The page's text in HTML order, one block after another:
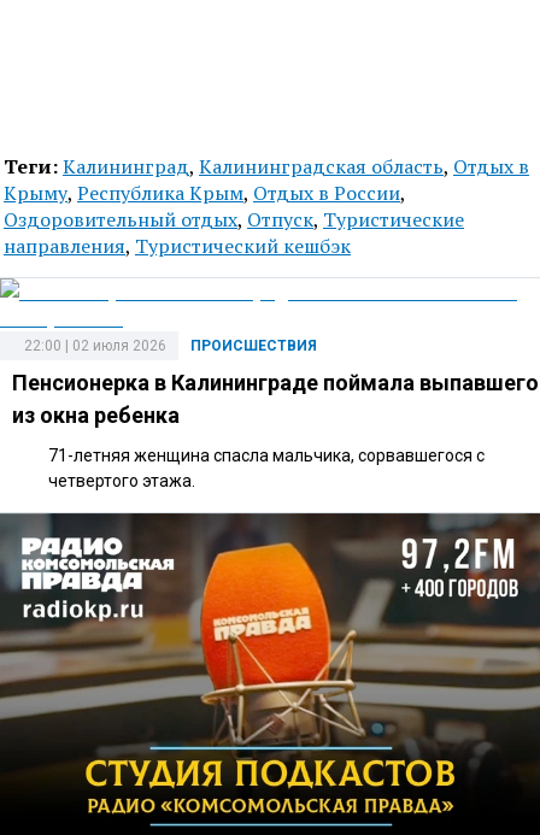
Теги:Калининград, Калининградская область, Отдых в
Крыму, Республика Крым, Отдых в России,
Оздоровительный отдых, Отпуск, Туристические
направления, Туристический кешбэк
ПРОИСШЕСТВИЯ
22:00 | 02 июля 2026
Пенсионерка в Калининграде поймала выпавшего
из окна ребенка
71-летняя женщина спасла мальчика, сорвавшегося с
четвертого этажа.